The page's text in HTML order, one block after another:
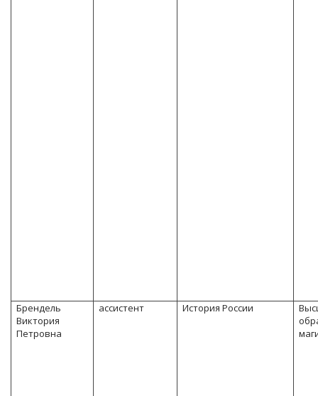
Брендель
Виктория
Петровна
ассистент История России